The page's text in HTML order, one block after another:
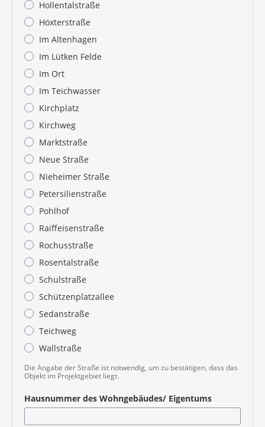
Hollentalstraße
Höxterstraße
Im Altenhagen
Im Lütken Felde
Im Ort
Im Teichwasser
Kirchplatz
Kirchweg
Marktstraße
Neue Straße
Nieheimer Straße
Petersilienstraße
Pohlhof
Raiffeisenstraße
Rochusstraße
Rosentalstraße
Schulstraße
Schützenplatzallee
Sedanstraße
Teichweg
Wallstraße
Pflichtangabe
Die Angabe der Straße ist notwendig, um zu bestätigen, dass das
Objekt im Projektgebiet liegt.
Hausnummer des Wohngebäudes/ Eigentums